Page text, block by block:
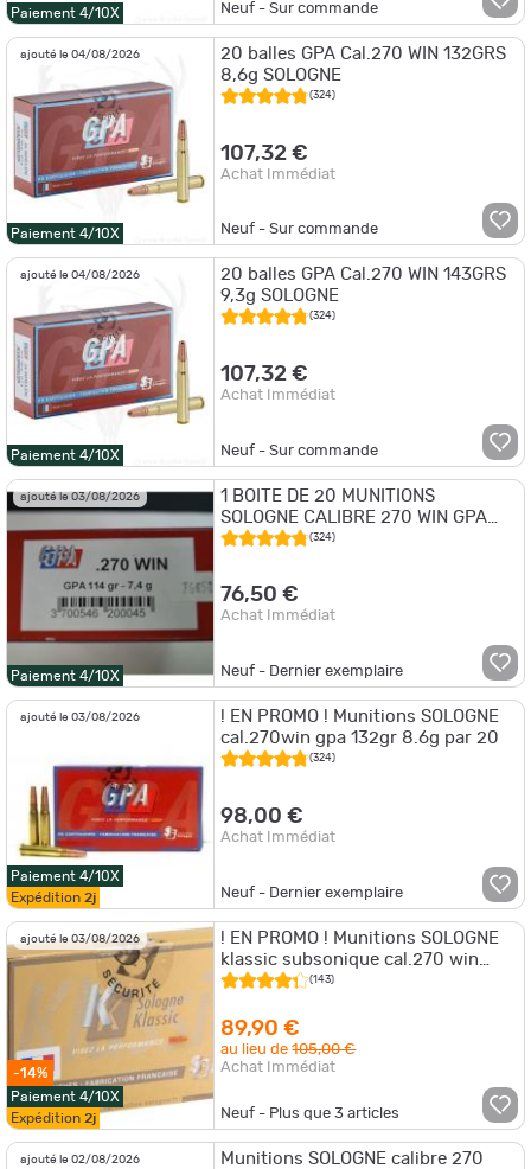
Paiement 4/10X Neuf - Sur commande
ajouté le 04/08/2026
Paiement 4/10X
20 balles GPA Cal.270 WIN 132GRS
8,6g SOLOGNE
(324)
107,32 €
Achat Immédiat
Neuf - Sur commande
ajouté le 04/08/2026
Paiement 4/10X
20 balles GPA Cal.270 WIN 143GRS
9,3g SOLOGNE
(324)
107,32 €
Achat Immédiat
Neuf - Sur commande
ajouté le 03/08/2026
Paiement 4/10X
1 BOITE DE 20 MUNITIONS
SOLOGNE CALIBRE 270 WIN GPA
114GR/ 7.4G NEUVE
(324)
76,50 €
Achat Immédiat
Neuf - Dernier exemplaire
ajouté le 03/08/2026
Paiement 4/10X
Expédition 2j
! EN PROMO ! Munitions SOLOGNE
cal.270win gpa 132gr 8.6g par 20
(324)
98,00 €
Achat Immédiat
Neuf - Dernier exemplaire
ajouté le 03/08/2026
-14%
Paiement 4/10X
Expédition 2j
! EN PROMO ! Munitions SOLOGNE
klassic subsonique cal.270 win
150gr 9.7g par 20
(143)
89,90 €
au lieu de105,00 €
Achat Immédiat
Neuf - Plus que3 articles
ajouté le 02/08/2026
Munitions SOLOGNE calibre 270